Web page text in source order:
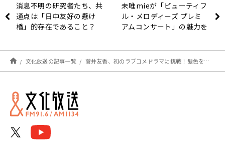
消息不明の研究者たち、共
通点は「日中友好の懸け
橋」的存在であること？
未唯mieが「ビューティフ
ル・メロディーズ プレミ
アムコンサート」の魅力を
代のラスベガス公演の思い
出にも感涙 ～5/3放送
『ビューティフル・メロデ
文化放送の記事一覧 菅井友香、初のラブコメドラマに挑戦！髪色をピンク茶色に染める！